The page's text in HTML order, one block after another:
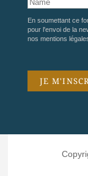
En soumettant ce
pour l'envoi de la
nos mentions